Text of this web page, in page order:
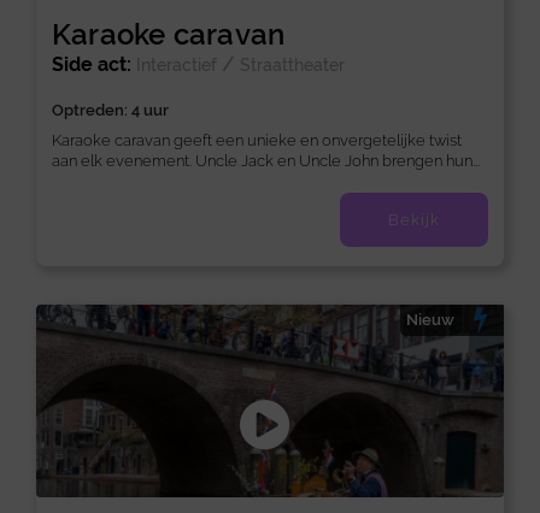
Karaoke caravan
Side act: Interactief / Straattheater
Optreden: 4 uur
Karaoke caravan geeft een unieke en onvergetelijke twist
aan elk evenement. Uncle Jack en Uncle John brengen hun...
Bekijk
Nieuw